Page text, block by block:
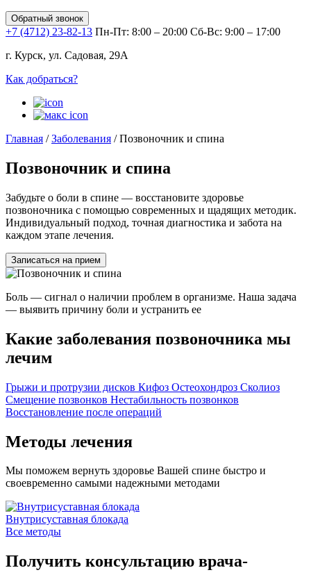
Обратный звонок
+7 (4712) 23-82-13 Пн-Пт: 8:00 – 20:00 Сб-Вс: 9:00 – 17:00
г. Курск, ул. Садовая, 29А
Как добраться?
Главная /Заболевания /Позвоночник и спина
Позвоночник и спина
Забудьте о боли в спине — восстановите здоровье
позвоночника с помощью современных и щадящих методик.
Индивидуальный подход, точная диагностика и забота на
каждом этапе лечения.
Записаться на прием
Боль — сигнал о наличии проблем в организме. Наша задача
— выявить причину боли и устранить ее
Какие заболевания позвоночника мы
лечим
Грыжи и протрузии дисков Кифоз Остеохондроз Сколиоз
Смещение позвонков Нестабильность позвонков
Восстановление после операций
Методы лечения
Мы поможем вернуть здоровье Вашей спине быстро и
своевременно самыми надежными методами
Внутрисуставная блокада
Все методы
Получить консультацию врача-